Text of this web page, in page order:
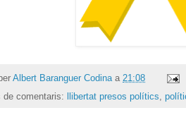
Albert Baranguer Codina a 21:08
de comentaris:
llibertat presos polítics,